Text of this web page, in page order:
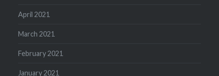
April 2021
March 2021
February 2021
January 2021